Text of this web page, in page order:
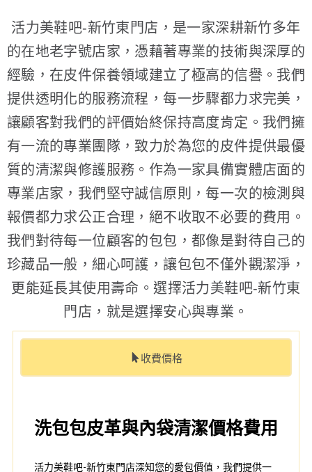
活力美鞋吧-新竹東門店，是一家深耕新竹多年
的在地老字號店家，憑藉著專業的技術與深厚的
經驗，在皮件保養領域建立了極高的信譽。我們
提供透明化的服務流程，每一步驟都力求完美，
讓顧客對我們的評價始終保持高度肯定。我們擁
有一流的專業團隊，致力於為您的皮件提供最優
質的清潔與修護服務。作為一家具備實體店面的
專業店家，我們堅守誠信原則，每一次的檢測與
報價都力求公正合理，絕不收取不必要的費用。
我們對待每一位顧客的包包，都像是對待自己的
珍藏品一般，細心呵護，讓包包不僅外觀潔淨，
更能延長其使用壽命。選擇活力美鞋吧-新竹東
門店，就是選擇安心與專業。
收費價格
洗包包皮革與內袋清潔價格費用
活力美鞋吧-新竹東門店深知您的愛包價值，我們提供一